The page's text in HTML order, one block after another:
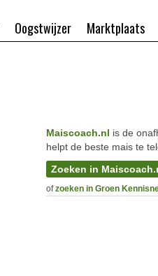
Marktplaats
Oogstwijzer
Maiscoach.nl is de
helpt de beste mais te
Zoeken in
ofzoeken in Groen